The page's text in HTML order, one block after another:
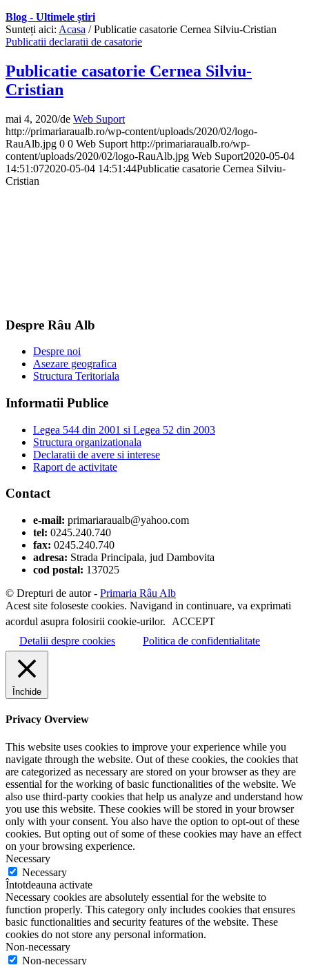
Blog - Ultimele știri
Sunteți aici: Acasa / Publicatie casatorie Cernea Silviu-Cristian
Publicatii declaratii de casatorie
Publicatie casatorie Cernea Silviu-
Cristian
mai 4, 2020/de Web Suport
http://primariaraualb.ro/wp-content/uploads/2020/02/logo-
RauAlb.jpg 0 0 Web Suport http://primariaraualb.ro/wp-
content/uploads/2020/02/logo-RauAlb.jpg Web Suport2020-05-04
14:51:072020-05-04 14:51:44Publicatie casatorie Cernea Silviu-
Cristian
Despre Râu Alb
Despre noi
Asezare geografica
Structura Teritoriala
Informatii Publice
Legea 544 din 2001 si Legea 52 din 2003
Structura organizationala
Declaratii de avere si interese
Raport de activitate
Contact
e-mail: primariaraualb@yahoo.com
tel: 0245.240.740
fax: 0245.240.740
adresa: Strada Principala, jud Dambovita
cod postal: 137025
© Drepturi de autor - Primaria Râu Alb
Acest site foloseste cookies. Navigand in continuare, va exprimati
acordul asupra folosirii cookie-urilor.
ACCEPT
Detalii despre cookies
Politica de confidentialitate
Închide
Privacy Overview
This website uses cookies to improve your experience while you
navigate through the website. Out of these cookies, the cookies that
are categorized as necessary are stored on your browser as they are
essential for the working of basic functionalities of the website. We
also use third-party cookies that help us analyze and understand how
you use this website. These cookies will be stored in your browser
only with your consent. You also have the option to opt-out of these
cookies. But opting out of some of these cookies may have an effect
on your browsing experience.
Necessary
Necessary
Întotdeauna activate
Necessary cookies are absolutely essential for the website to
function properly. This category only includes cookies that ensures
basic functionalities and security features of the website. These
cookies do not store any personal information.
Non-necessary
Non-necessary